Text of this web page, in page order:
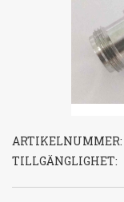
ARTIKELNUMMER:
TILLGÄNGLIGHET: